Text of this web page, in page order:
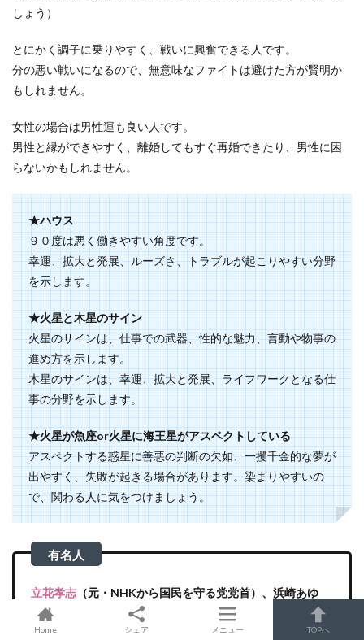
しょう）
とにかく調子に乗りやすく、戦いに興奮できる人です。
分の悪い戦いになるので、無意味なファイトは避けた方が賢明か
もしれません。
女性の場合は男性運も良い人です。
男性と縁ができやすく、離婚してもすぐ再婚できたり、男性に困
らないかもしれません。
★ハウス
９０度は悪く働きやすい角度です。
幸運、拡大と発展、ルーズさ、トラブルが起こりやすい分野
を示します。
★火星と木星のサイン
火星のサインは、仕事での武器、性的な魅力、言動や物事の
進め方を示します。
木星のサインは、幸運、拡大と発展、ライフワークとなる仕
事の分野を示します。
★火星が魚座or火星に海王星がアスペクトしている
アスペクトする惑星に善悪の判断の欠如、一攫千金的な夢が
出やすく、失敗が起きる場合があります。染まりやすいの
で、関わる人に気をつけましょう。
立花孝志 （元・NHKから国民を守る党党首）、浜崎あゆ
み、辻希美（元・モーニング娘。）、山下智久（元・
NEWS）、剛力彩芽、メーガン妃 （サセックス公爵夫
Home シェア メニュー TOPへ